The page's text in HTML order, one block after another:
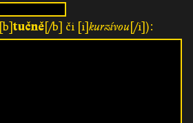
tučně[/b] či [i]kurzívou[/i]):